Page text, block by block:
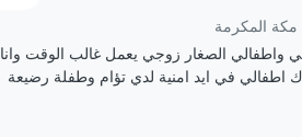
المكرمة
واطفالي الصغار زوجي يعمل غالب الوقت وانا
اطفالي في ايد امنية لدي تؤام وطفلة رضيعة